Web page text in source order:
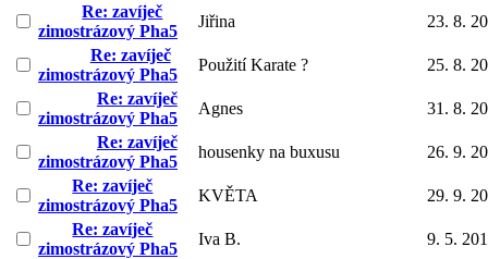
Re: zavíječ
zimostrázový Pha5
Jiřina
23. 8.
Re: zavíječ
zimostrázový Pha5
Použití Karate ?
25. 8.
Re: zavíječ
zimostrázový Pha5
Agnes
31. 8.
Re: zavíječ
zimostrázový Pha5
housenky na buxusu
26. 9.
Re: zavíječ
zimostrázový Pha5
KVĚTA
29. 9.
Re: zavíječ
zimostrázový Pha5
Iva B.
9. 5.